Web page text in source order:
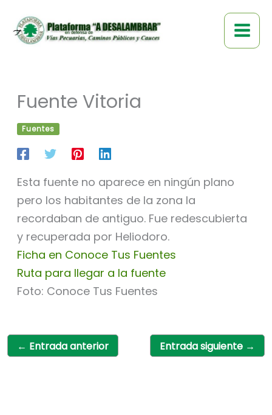
contenido
Fuente Vitoria
Fuentes
Esta fuente no aparece en ningún plano
pero los habitantes de la zona la
recordaban de antiguo. Fue redescubierta
y recuperada por Heliodoro.
Ficha en Conoce Tus Fuentes
Ruta para llegar a la fuente
Foto: Conoce Tus Fuentes
← Entrada anterior Entrada siguiente →